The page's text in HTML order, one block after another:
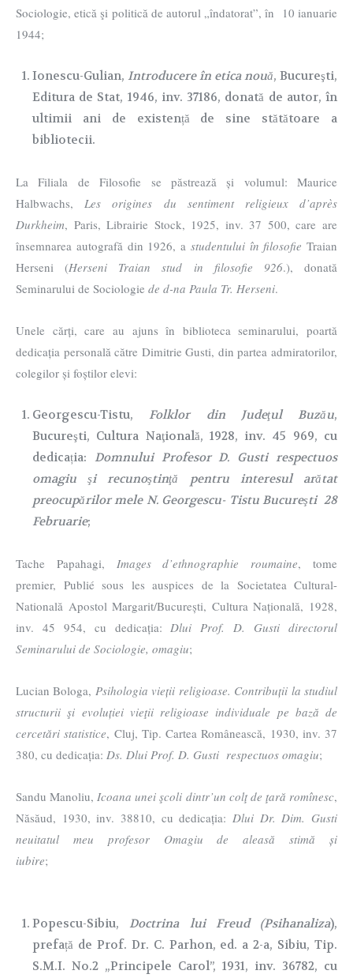
Sociologie, etică şi politică de autorul „îndatorat”, în 10 ianuarie
1944;
Ionescu-Gulian, Introducere în etica nouă, Bucureşti,
Editura de Stat, 1946, inv. 37186, donată de autor, în
ultimii ani de existență de sine stătătoare a
bibliotecii.
La Filiala de Filosofie se păstrează și volumul: Maurice
Halbwachs, Les origines du sentiment religieux d’après
Durkheim, Paris, Librairie Stock, 1925, inv. 37 500, care are
însemnarea autografă din 1926, a studentului în filosofie Traian
Herseni (Herseni Traian stud in filosofie 926.), donată
Seminarului de Sociologie de d-na Paula Tr. Herseni.
Unele cărți, care au ajuns în biblioteca seminarului, poartă
dedicația personală către Dimitrie Gusti, din partea admiratorilor,
colegilor și foștilor elevi:
Georgescu-Tistu,Folklor din Judeţul Buzău,
Bucureşti, Cultura Naţională, 1928, inv. 45 969, cu
dedicația: Domnului Profesor D. Gusti respectuos
omagiu şi recunoştinţă pentru interesul arătat
preocupărilor mele N. Georgescu- Tistu Bucureşti 28
Februarie;
Tache Papahagi, Images d’ethnographie roumaine, tome
premier, Publié sous les auspices de la Societatea Cultural-
Natională Apostol Margarit/București, Cultura Națională, 1928,
inv. 45 954, cu dedicația: Dlui Prof. D. Gusti directorul
Seminarului de Sociologie, omagiu;
Lucian Bologa, Psihologia vieții religioase. Contribuții la studiul
structurii şi evoluției vieţii religioase individuale pe bază de
cercetări statistice, Cluj, Tip. Cartea Românească, 1930, inv. 37
380, cu dedicația: Ds. Dlui Prof. D. Gusti respectuos omagiu;
Sandu Manoliu, Icoana unei şcoli dintr’un colţ de ţară romînesc,
Năsăud, 1930, inv. 38810, cu dedicația: Dlui Dr. Dim. Gusti
neuitatul meu profesor Omagiu de aleasă stimă și
iubire;
Popescu-Sibiu,Doctrina lui Freud (Psihanaliza),
prefață de Prof. Dr. C. Parhon, ed. a 2-a, Sibiu, Tip.
S.M.I. No.2 „Principele Carol”, 1931, inv. 36782, cu